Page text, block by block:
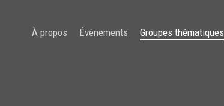
À propos Évènements Groupes thématiques